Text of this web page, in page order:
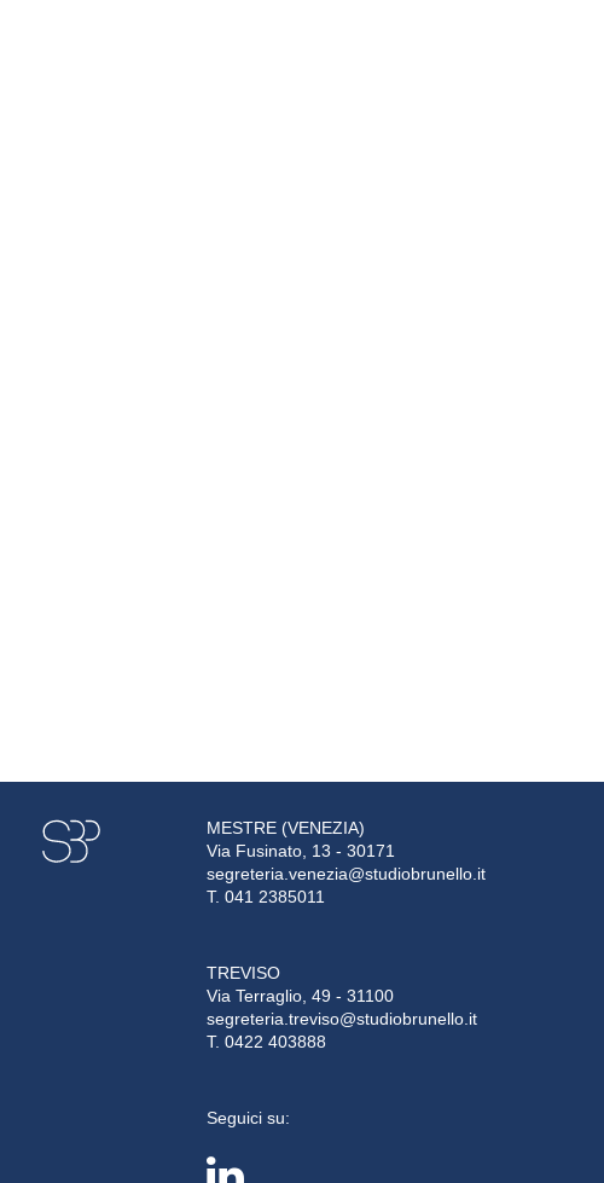
MESTRE (VENEZIA)
Via Fusinato, 13 - 30171
segreteria.venezia@studiobrunello.it
T. 041 2385011
TREVISO
Via Terraglio, 49 - 31100
segreteria.treviso@studiobrunello.it
T. 0422 403888
Seguici su: